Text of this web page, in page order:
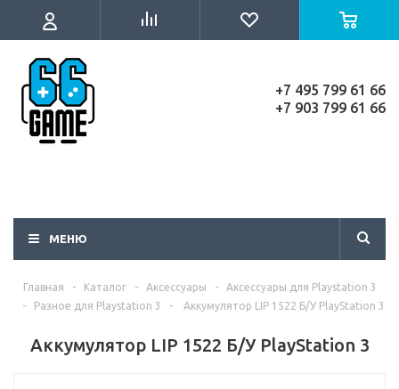
+7 495 799 61 66
+7 903 799 61 66
МЕНЮ
Главная - Каталог - Аксессуары -
Аксессуары для Playstation 3
-
Разное для Playstation 3 - Аккумулятор LIP 1522 Б/У PlayStation 3
Аккумулятор LIP 1522 Б/У PlayStation 3